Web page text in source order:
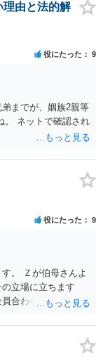
理由と法的解
役にたった 9
までが、姻族2親等
。 ネットで確認され
役にたった 9
。 Ｚが伯母さんよ
立場に立ちます
員合わせてＺと同一
として，遺産分割協
にしなくても，合意